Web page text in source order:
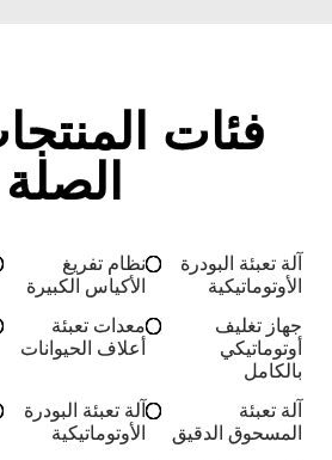
فئات
الصلة
آلة تعبئة البودرة
الأوتوماتيكية
نظام تفريغ
الأكياس الكبيرة
جهاز تغليف
أوتوماتيكي
بالكامل
معدات تعبئة
أعلاف الحيوانات
آلة تعبئة
المسحوق الدقيق
آلة تعبئة البودرة
الأوتوماتيكية